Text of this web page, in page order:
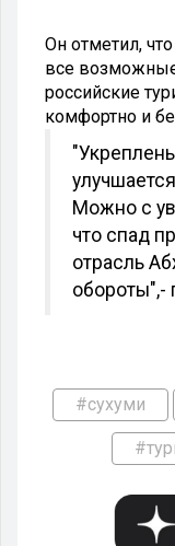
Он отметил,
все возможные
российские
комфортно и
Можно с
что спад
отрасль
обороты",-
#сухуми